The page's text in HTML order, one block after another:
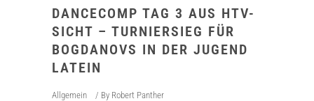
DANCECOMP TAG 3 AUS HTV-
SICHT – TURNIERSIEG FÜR
BOGDANOVS IN DER JUGEND
LATEIN
Allgemein By Robert Panther